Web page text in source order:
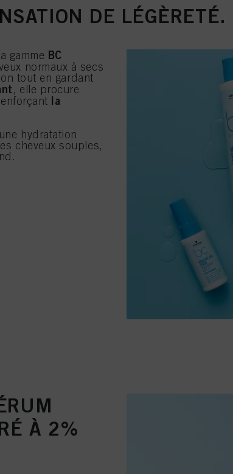
DE
gamme BC
normaux à secs
tout en gardant
, elle procure
la
hydratation
cheveux souples,
À 2%